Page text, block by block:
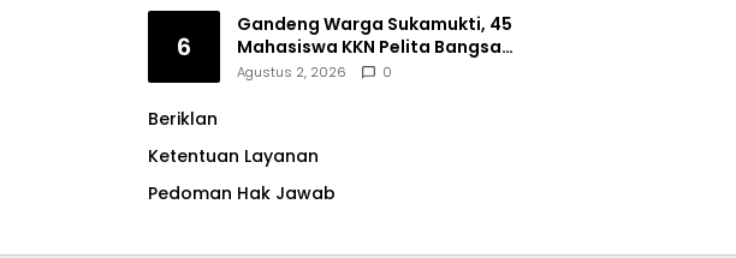
6
Gandeng Warga Sukamukti, 45
Mahasiswa KKN Pelita Bangsa
Bersihkan Drainase Desa
Agustus 2, 2026 0
Beriklan
Ketentuan Layanan
Pedoman Hak Jawab